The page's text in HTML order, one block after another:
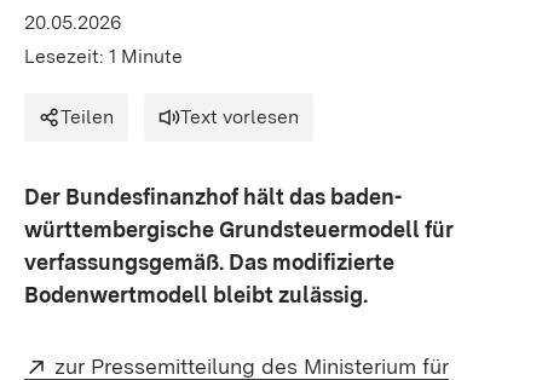
20.05.2026
Lesezeit: 1 Minute
Teilen Text vorlesen
Der Bundesfinanzhof hält das baden-
württembergische Grundsteuermodell für
verfassungsgemäß. Das modifizierte
Bodenwertmodell bleibt zulässig.
Extern:
zur Pressemitteilung des Ministerium für